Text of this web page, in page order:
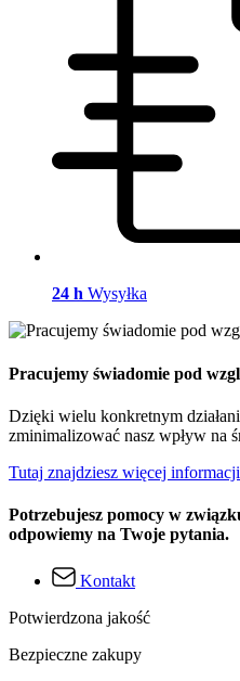
24 h Wysyłka
Pracujemy świadomie pod
Dzięki wielu konkretnym
zminimalizować nasz wpływ na
Tutaj znajdziesz więcej
Potrzebujesz pomocy w
odpowiemy na Twoje pytania.
Kontakt
Potwierdzona jakość
Bezpieczne zakupy